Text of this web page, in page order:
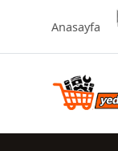
Anasayfa